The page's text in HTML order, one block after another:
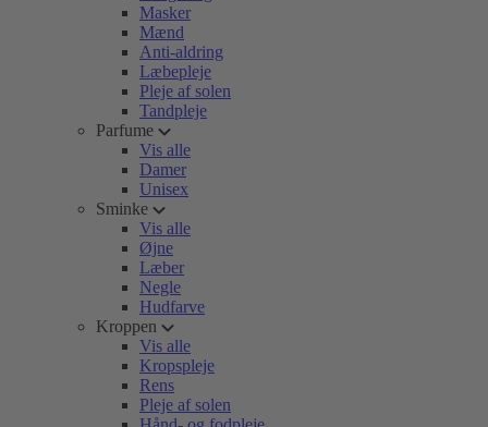
Masker
Mænd
Anti-aldring
Læbepleje
Pleje af solen
Tandpleje
Parfume
Vis alle
Damer
Unisex
Sminke
Vis alle
Øjne
Læber
Negle
Hudfarve
Kroppen
Vis alle
Kropspleje
Rens
Pleje af solen